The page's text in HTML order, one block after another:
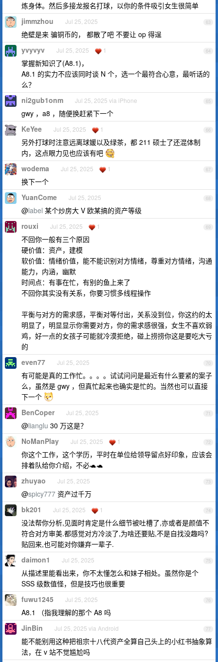
炼身体。然后多接龙报名打球，以你的条件吸引女生很简单
63
jimmzhou Jul 25, 2025
绝壁是来 骗铜币的， 都散了吧 不要让 op 得逞
64
yvyvyv Jul 25, 2025 1
掌握新知识了(A8.1)，
A8.1 的实力不应该同时谈 N 个，选一个最符合心意，最听话的
么？
65
ni2gub1onm Jul 25, 2025 via iPhone
gwy ，a8 ，随便换赶紧下一个
66
KeYee Jul 25, 2025 1
另外打球时注意远离球媛以及绿茶，都 211 硕士了还混体制
内，这点眼力见也应该有吧
67
wodema Jul 25, 2025 1
换下一个
68
YuanCome Jul 25, 2025
@label 某个炒房大 V 欧某搞的资产等级
69
rouxi Jul 25, 2025 1
不回你一般有三个原因
硬价值：资产，建模
软价值：情绪价值，能不能识别对方情绪，尊重对方情绪，沟通
能力，内涵，幽默
时间点：有事在忙，有别的鱼上来了
不回你其实没有关系，你要习惯多线程操作
平衡与对方的需求感，平衡对等付出，关系没到位，你这约的太
明显了，明显显示你需要对方，你的需求感很强，女生不喜欢弱
鸡，好一点的女孩子可能就冷漠拒绝，碰上捞捞你这是要吃大亏
的
70
even77 Jul 25, 2025
有可能是真的工作忙。。。。试试问问是最近有什么要紧的案子
么，虽然是 gwy ，但真忙起来也确实是忙的。当然也可以直接
下一个
71
BenCoper Jul 25, 2025
@lianglu 30 万这是？
72
NoManPlay Jul 25, 2025 1
你这个工作，这个学历，平时在单位给领导留点好印象，应该会
排着队给你介绍，不必🐢🐢
73
zhuyao Jul 25, 2025
@spicy777 资产过千万
74
bk201 Jul 25, 2025 1
没法帮你分析,见面时肯定是什么细节被吐槽了,亦或者是颜值不
符合对方审美.都感觉对方冷淡了,为啥还要贴,不是自找没趣吗?
贴回来,也可能对你嫌弃一辈子.
75
daimon1 Jul 25, 2025
从描述里能看出来，你不太懂怎么和妹子相处。虽然你是个
SSS 级数值怪，但是技巧也很重要
76
fuwu1245 Jul 25, 2025
A8.1 （指我理解的那个 A8 吗
77
JinBin Jul 25, 2025 via Android
能不能别用这种把祖宗十八代资产全算自己头上的小红书抽象算
法，在 v 站不觉尴尬吗